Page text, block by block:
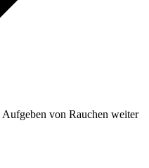
von Rauchen weiter